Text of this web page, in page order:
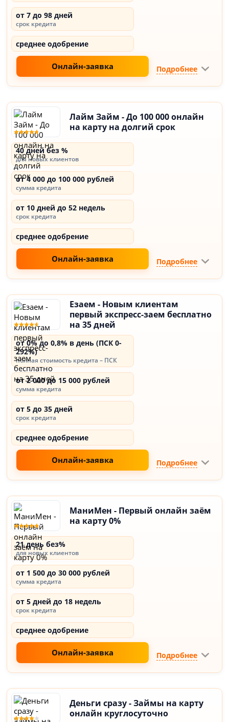
от 7 до 98 дней
срок кредита
среднее одобрение
Онлайн-заявка Подробнее
Лайм Займ - До 100 000 онлайн
на карту на долгий срок
40 дней без %
для новых клиентов
от 4 000 до 100 000 рублей
сумма кредита
от 10 дней до 52 недель
срок кредита
среднее одобрение
Онлайн-заявка Подробнее
Езаем - Новым клиентам
первый экспресс-заем бесплатно
на 35 дней
от 0% до 0,8% в день (ПСК 0-
292%)
полная стоимость кредита – ПСК
от 2 000 до 15 000 рублей
сумма кредита
от 5 до 35 дней
срок кредита
среднее одобрение
Онлайн-заявка Подробнее
МаниМен - Первый онлайн заём
на карту 0%
21 день без%
для новых клиентов
от 1 500 до 30 000 рублей
сумма кредита
от 5 дней до 18 недель
срок кредита
среднее одобрение
Онлайн-заявка Подробнее
Деньги сразу - Займы на карту
онлайн круглосуточно